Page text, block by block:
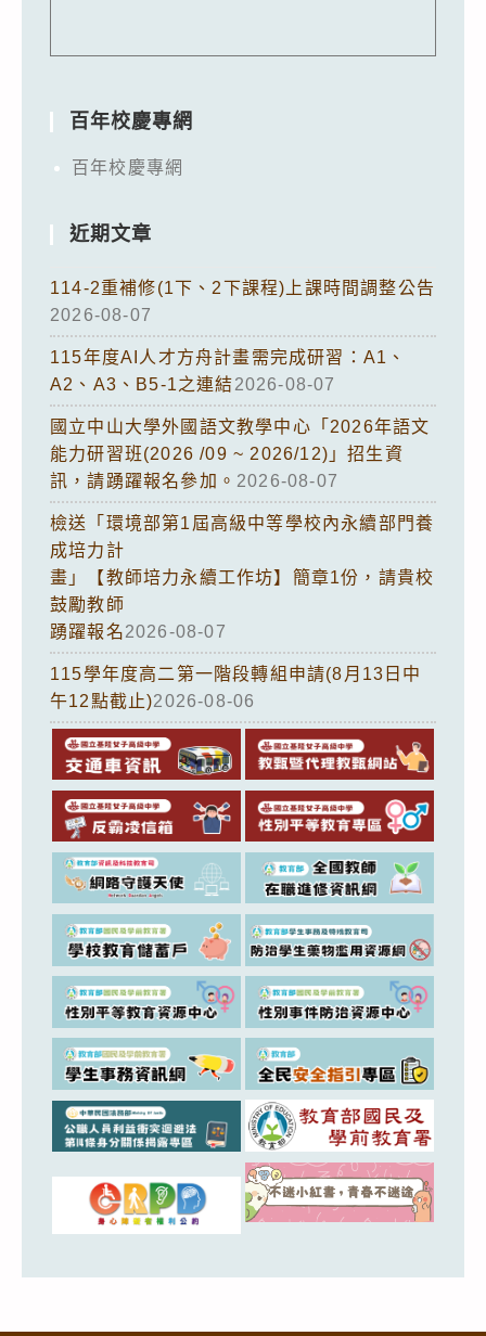
百年校慶專網
百年校慶專網
近期文章
114-2重補修(1下、2下課程)上課時間調整公告
2026-08-07
115年度AI人才方舟計畫需完成研習：A1、
A2、A3、B5-1之連結2026-08-07
國立中山大學外國語文教學中心「2026年語文
能力研習班(2026 /09 ~ 2026/12)」招生資
訊，請踴躍報名參加。 2026-08-07
檢送「環境部第1屆高級中等學校內永續部門養
成培力計
畫」【教師培力永續工作坊】簡章1份，請貴校
鼓勵教師
踴躍報名2026-08-07
115學年度高二第一階段轉組申請(8月13日中
午12點截止)2026-08-06